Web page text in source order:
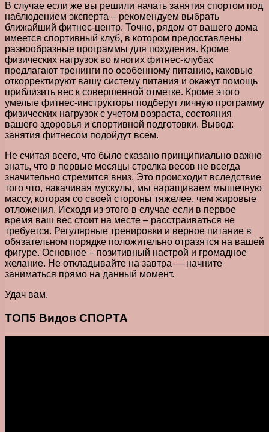
В случае если же вы решили начать занятия спортом под
наблюдением эксперта – рекомендуем выбрать
ближайший фитнес-центр. Точно, рядом от вашего дома
имеется спортивный клуб, в котором предоставлены
разнообразные программы для похудения. Кроме
физических нагрузок во многих фитнес-клубах
предлагают тренинги по особенному питанию, каковые
откорректируют вашу систему питания и окажут помощь
приблизить вес к совершенной отметке. Кроме этого
умелые фитнес-инструкторы подберут личную программу
физических нагрузок с учетом возраста, состояния
вашего здоровья и спортивной подготовки. Вывод:
занятия фитнесом подойдут всем.
Не считая всего, что было сказано принципиально важно
знать, что в первые месяцы стрелка весов не всегда
значительно стремится вниз. Это происходит вследствие
того что, накачивая мускулы, мы наращиваем мышечную
массу, которая со своей стороны тяжелее, чем жировые
отложения. Исходя из этого в случае если в первое
время ваш вес стоит на месте – расстраиваться не
требуется. Регулярные тренировки и верное питание в
обязательном порядке положительно отразятся на вашей
фигуре. Основное – позитивный настрой и громадное
желание. Не откладывайте на завтра — начните
заниматься прямо на данный момент.
Удач вам.
ТОП5 Видов СПОРТА